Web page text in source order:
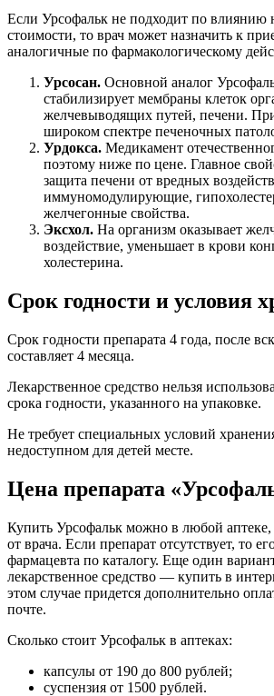
Если Урсофальк не подходит по влиянию
стоимости, то врач может назначить к
аналогичные по фармакологическому
Урсосан. Основной аналог
стабилизирует мембраны клеток
желчевыводящих путей, печени.
широком спектре печеночных
Урдокса. Медикамент
поэтому ниже по цене. Главное
защита печени от вредных
иммуномодулирующие,
желчегонные свойства.
Эксхол. На организм оказывает
воздействие, уменьшает в крови
холестерина.
Срок годности и условия
Срок годности препарата 4 года, после
составляет 4 месяца.
Лекарственное средство нельзя
срока годности, указанного на упаковке.
Не требует специальных условий
недоступном для детей месте.
Цена препарата
Купить Урсофальк можно в любой аптеке,
от врача. Если препарат отсутствует, то
фармацевта по каталогу. Еще один
лекарственное средство — купить в
этом случае придется дополнительно
почте.
Сколько стоит Урсофальк в аптеках:
капсулы от 190 до 800 рублей;
суспензия от 1500 рублей.